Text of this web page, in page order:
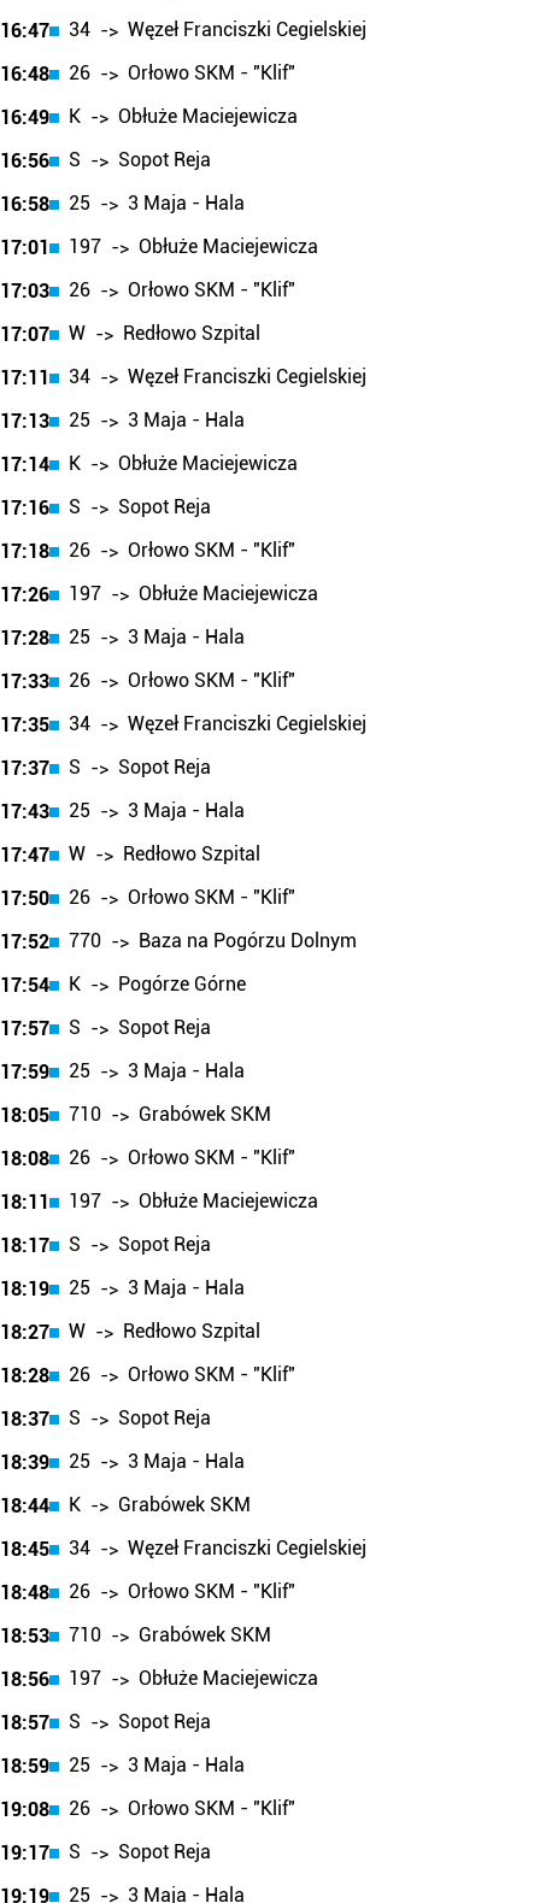
16:47
34 -> Węzeł Franciszki Cegielskiej
16:48
26 -> Orłowo SKM - "Klif"
16:49
K -> Obłuże Maciejewicza
16:56
S -> Sopot Reja
16:58
25 -> 3 Maja - Hala
17:01
197 -> Obłuże Maciejewicza
17:03
26 -> Orłowo SKM - "Klif"
17:07
W -> Redłowo Szpital
17:11
34 -> Węzeł Franciszki Cegielskiej
17:13
25 -> 3 Maja - Hala
17:14
K -> Obłuże Maciejewicza
17:16
S -> Sopot Reja
17:18
26 -> Orłowo SKM - "Klif"
17:26
197 -> Obłuże Maciejewicza
17:28
25 -> 3 Maja - Hala
17:33
26 -> Orłowo SKM - "Klif"
17:35
34 -> Węzeł Franciszki Cegielskiej
17:37
S -> Sopot Reja
17:43
25 -> 3 Maja - Hala
17:47
W -> Redłowo Szpital
17:50
26 -> Orłowo SKM - "Klif"
17:52
770 -> Baza na Pogórzu Dolnym
17:54
K -> Pogórze Górne
17:57
S -> Sopot Reja
17:59
25 -> 3 Maja - Hala
18:05
710 -> Grabówek SKM
18:08
26 -> Orłowo SKM - "Klif"
18:11
197 -> Obłuże Maciejewicza
18:17
S -> Sopot Reja
18:19
25 -> 3 Maja - Hala
18:27
W -> Redłowo Szpital
18:28
26 -> Orłowo SKM - "Klif"
18:37
S -> Sopot Reja
18:39
25 -> 3 Maja - Hala
18:44
K -> Grabówek SKM
18:45
34 -> Węzeł Franciszki Cegielskiej
18:48
26 -> Orłowo SKM - "Klif"
18:53
710 -> Grabówek SKM
18:56
197 -> Obłuże Maciejewicza
18:57
S -> Sopot Reja
18:59
25 -> 3 Maja - Hala
19:08
26 -> Orłowo SKM - "Klif"
19:17
S -> Sopot Reja
19:19
25 -> 3 Maja - Hala